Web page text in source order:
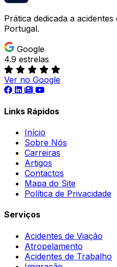
Prática dedicada a
Portugal.
Google
4.9 estrelas
Ver no Google
Links Rápidos
Início
Sobre Nós
Carreiras
Artigos
Contactos
Mapa do Site
Política de Privacidade
Serviços
Acidentes de Viação
Atropelamento
Acidentes de Trabalho